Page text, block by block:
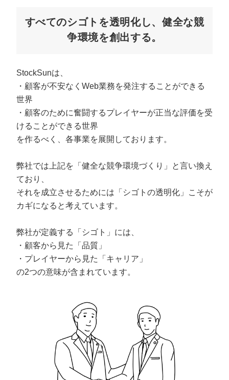
すべてのシゴトを透明化し、健全な競
争環境を創出する。
StockSunは、
・顧客が不安なくWeb業務を発注することができる
世界
・顧客のために奮闘するプレイヤーが正当な評価を受
けることができる世界
を作るべく、各事業を展開しております。
弊社では上記を「健全な競争環境づくり」と言い換え
ており、
それを成立させるためには「シゴトの透明化」こそが
カギになると考えています。
弊社が定義する「シゴト」には、
・顧客から見た「品質」
・プレイヤーから見た「キャリア」
の2つの意味が含まれています。